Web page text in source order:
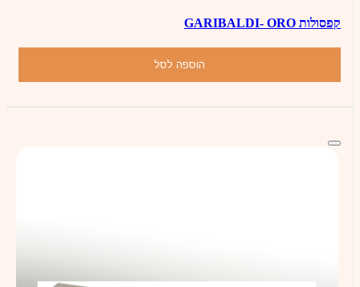
קפסולות GARIBALDI- ORO
הוספה לסל